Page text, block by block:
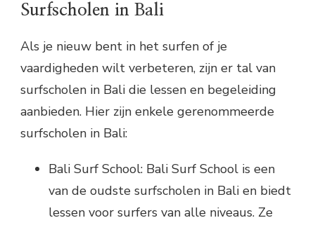
Surfscholen in Bali
Als je nieuw bent in het surfen of je
vaardigheden wilt verbeteren, zijn er tal van
surfscholen in Bali die lessen en begeleiding
aanbieden. Hier zijn enkele gerenommeerde
surfscholen in Bali:
Bali Surf School: Bali Surf School is een
van de oudste surfscholen in Bali en biedt
lessen voor surfers van alle niveaus. Ze